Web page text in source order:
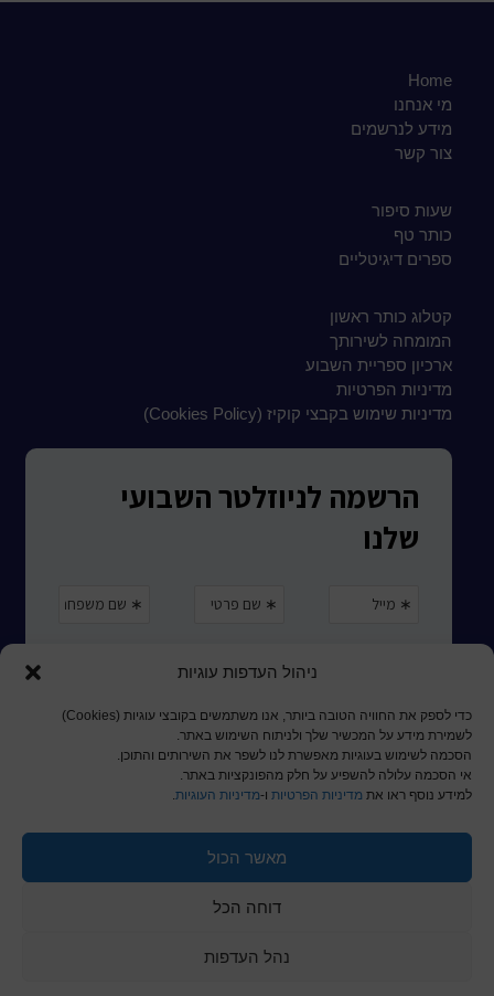
ניהול העדפות עוגיות
כדי לספק את החוויה הטובה ביותר, אנו משתמשים בקובצי עוגיות (Cookies)
לשמירת מידע על המכשיר שלך ולניתוח השימוש באתר.
הסכמה לשימוש בעוגיות מאפשרת לנו לשפר את השירותים והתוכן.
אי הסכמה עלולה להשפיע על חלק מהפונקציות באתר.
למידע נוסף ראו את מדיניות הפרטיות ו-מדיניות העוגיות.
מאשר הכול
דוחה הכל
נהל העדפות
Home
מי אנחנו
מידע לנרשמים
צור קשר
שעות סיפור
כותר טף
ספרים דיגיטליים
קטלוג כותר ראשון
המומחה לשירותך
ארכיון ספריית השבוע
מדיניות הפרטיות
מדיניות שימוש בקבצי קוקיז (Cookies Policy)
© כל הזכויות שמורות לכותר ראשון